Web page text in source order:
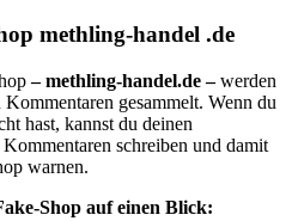
methling-handel .de
– methling-handel.de –werden
gesammelt. Wenn du
hast, kannst du deinen
schreiben und damit
warnen.
Shop auf einen Blick: